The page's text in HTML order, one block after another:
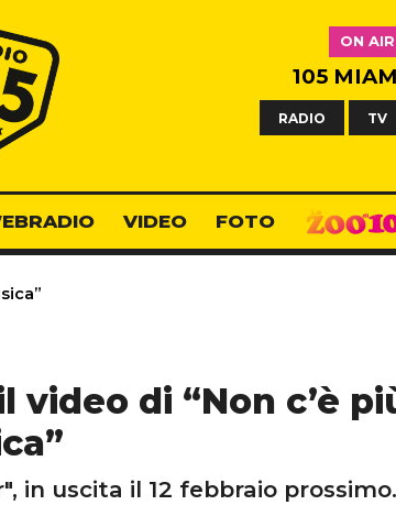
105
ON AIR
105
RADIO TV
VIDEO FOTO
di “Non c’è
in uscita il 12 febbraio prossimo.